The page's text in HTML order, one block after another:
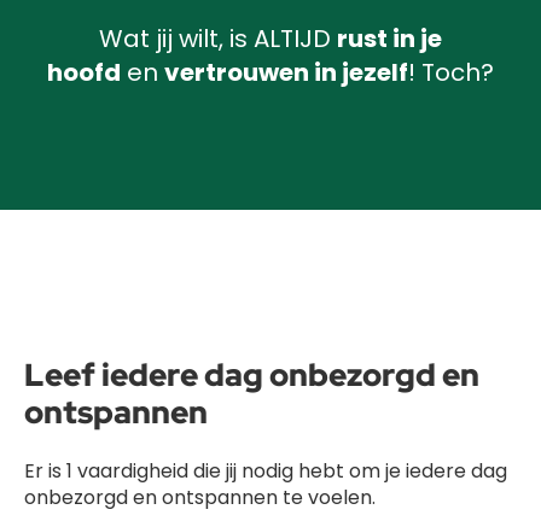
Wat jij wilt, is ALTIJD rust in je
hoofd en vertrouwen in jezelf! Toch?
Leef iedere dag onbezorgd en
ontspannen
Er is 1 vaardigheid die jij nodig hebt om je iedere dag
onbezorgd en ontspannen te voelen.